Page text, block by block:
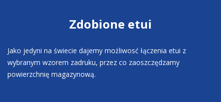
Zdobione etui
Jako jedyni na świecie dajemy możliwosć łączenia etui z
wybranym wzorem zadruku, przez co zaoszczędzamy
powierzchnię magazynową.